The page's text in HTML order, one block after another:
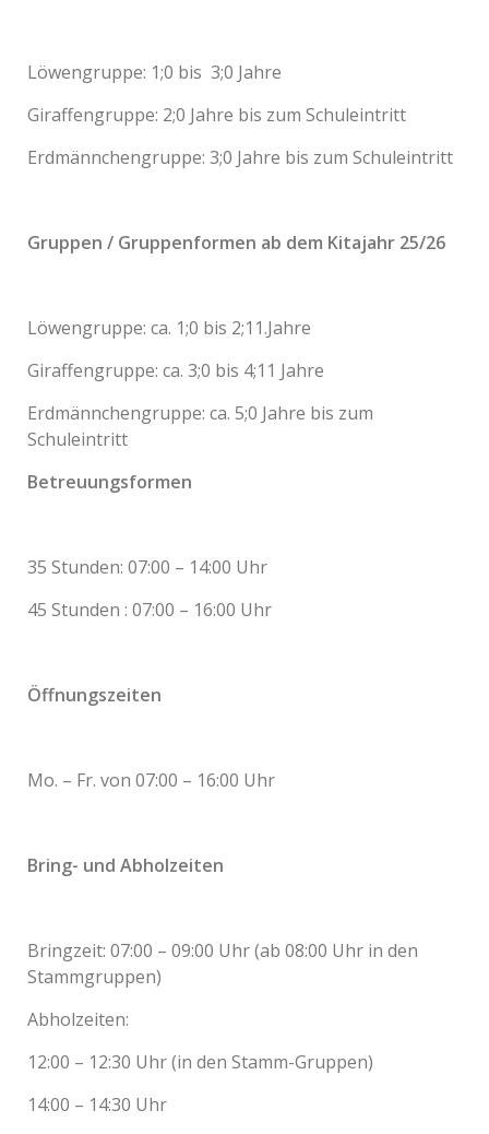
Löwengruppe: 1;0 bis 3;0 Jahre
Giraffengruppe: 2;0 Jahre bis zum Schuleintritt
Erdmännchengruppe: 3;0 Jahre bis zum Schuleintritt
Gruppen / Gruppenformen ab dem Kitajahr 25/26
Löwengruppe: ca. 1;0 bis 2;11.Jahre
Giraffengruppe: ca. 3;0 bis 4;11 Jahre
Erdmännchengruppe: ca. 5;0 Jahre bis zum
Schuleintritt
Betreuungsformen
35 Stunden: 07:00 – 14:00 Uhr
45 Stunden : 07:00 – 16:00 Uhr
Öffnungszeiten
Mo. – Fr. von 07:00 – 16:00 Uhr
Bring- und Abholzeiten
Bringzeit: 07:00 – 09:00 Uhr (ab 08:00 Uhr in den
Stammgruppen)
Abholzeiten:
12:00 – 12:30 Uhr (in den Stamm-Gruppen)
14:00 – 14:30 Uhr